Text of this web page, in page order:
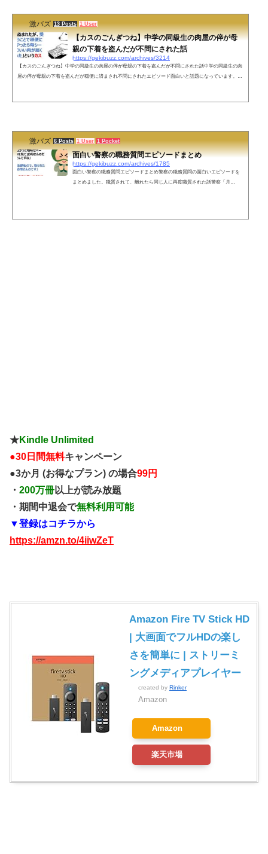
激バズ 13 Posts 1 User
【カスのごんぎつね】中学の同級生の肉屋の倅が母
親の下着を盗んだが不問にされた話
https://gekibuzz.com/archives/3214
【カスのごんぎつね】中学の同級生の肉屋の倅が母親の下着を盗んだが不問にされた話中学の同級生の肉
屋の倅が母親の下着を盗んだが穏便に済まされ不問にされたエピソード面白いと話題になっています。う
激バズ 6 Posts 1 User 1 Pocket
面白い警察の職務質問エピソードまとめ
https://gekibuzz.com/archives/1785
面白い警察の職務質問エピソードまとめ警察の職務質問の面白いエピソードを
まとめました。職質されて、離れたら同じ人に再度職質された話警察「月
★Kindle Unlimited
●30日間無料キャンペーン
●3か月 (お得なプラン) の場合99円
・ 200万冊以上が読み放題
・期間中退会で無料利用可能
▼登録はコチラから
https://amzn.to/4iiwZeT
Amazon Fire TV Stick HD
| 大画面でフルHDの楽し
さを簡単に | ストリーミ
ングメディアプレイヤー
created by Rinker
Amazon
Amazon
楽天市場